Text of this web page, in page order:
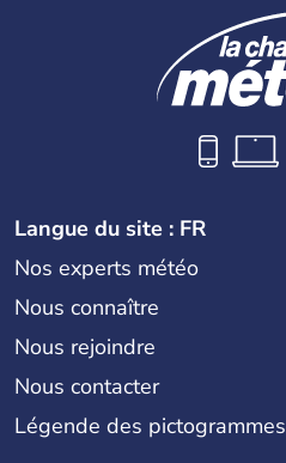
Langue du site : FR
Nos experts météo
Nous connaître
Nous rejoindre
Nous contacter
Légende des pictogrammes